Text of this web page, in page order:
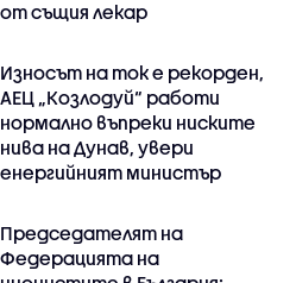
от същия лекар
Износът на ток е рекорден,
АЕЦ „Козлодуй“ работи
нормално въпреки ниските
нива на Дунав, увери
енергийният министър
Председателят на
Федерацията на